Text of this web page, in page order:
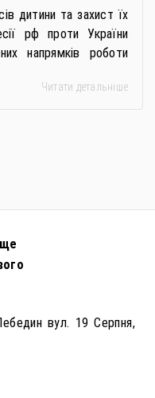
дитини та захист їх
рф проти України
напрямків роботи
дітей у
Читати детальніше
вул. 19 Серпня,